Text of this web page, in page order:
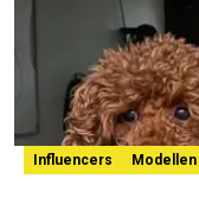
Influencers Modellen